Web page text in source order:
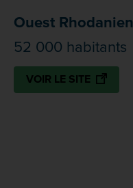
Ouest Rhodanien
52 000 habitants
VOIR LE SITE